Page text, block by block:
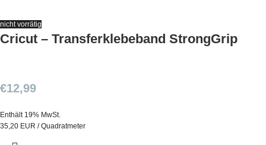
nicht vorrätig
Cricut – Transferklebeband StrongGrip
€12,99
Enthält 19% MwSt.
35,20 EUR / Quadratmeter